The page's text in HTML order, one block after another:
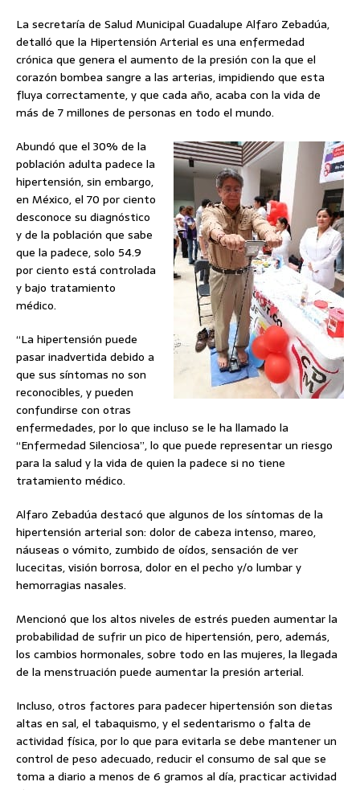
La secretaría de Salud Municipal Guadalupe Alfaro Zebadúa,
detalló que la Hipertensión Arterial es una enfermedad
crónica que genera el aumento de la presión con la que el
corazón bombea sangre a las arterias, impidiendo que esta
fluya correctamente, y que cada año, acaba con la vida de
más de 7 millones de personas en todo el mundo.
Abundó que el 30% de la
población adulta padece la
hipertensión, sin embargo,
en México, el 70 por ciento
desconoce su diagnóstico
y de la población que sabe
que la padece, solo 54.9
por ciento está controlada
y bajo tratamiento
médico.
“La hipertensión puede
pasar inadvertida debido a
que sus síntomas no son
reconocibles, y pueden
confundirse con otras
enfermedades, por lo que incluso se le ha llamado la
“Enfermedad Silenciosa”, lo que puede representar un riesgo
para la salud y la vida de quien la padece si no tiene
tratamiento médico.
Alfaro Zebadúa destacó que algunos de los síntomas de la
hipertensión arterial son: dolor de cabeza intenso, mareo,
náuseas o vómito, zumbido de oídos, sensación de ver
lucecitas, visión borrosa, dolor en el pecho y/o lumbar y
hemorragias nasales.
Mencionó que los altos niveles de estrés pueden aumentar la
probabilidad de sufrir un pico de hipertensión, pero, además,
los cambios hormonales, sobre todo en las mujeres, la llegada
de la menstruación puede aumentar la presión arterial.
Incluso, otros factores para padecer hipertensión son dietas
altas en sal, el tabaquismo, y el sedentarismo o falta de
actividad física, por lo que para evitarla se debe mantener un
control de peso adecuado, reducir el consumo de sal que se
toma a diario a menos de 6 gramos al día, practicar actividad